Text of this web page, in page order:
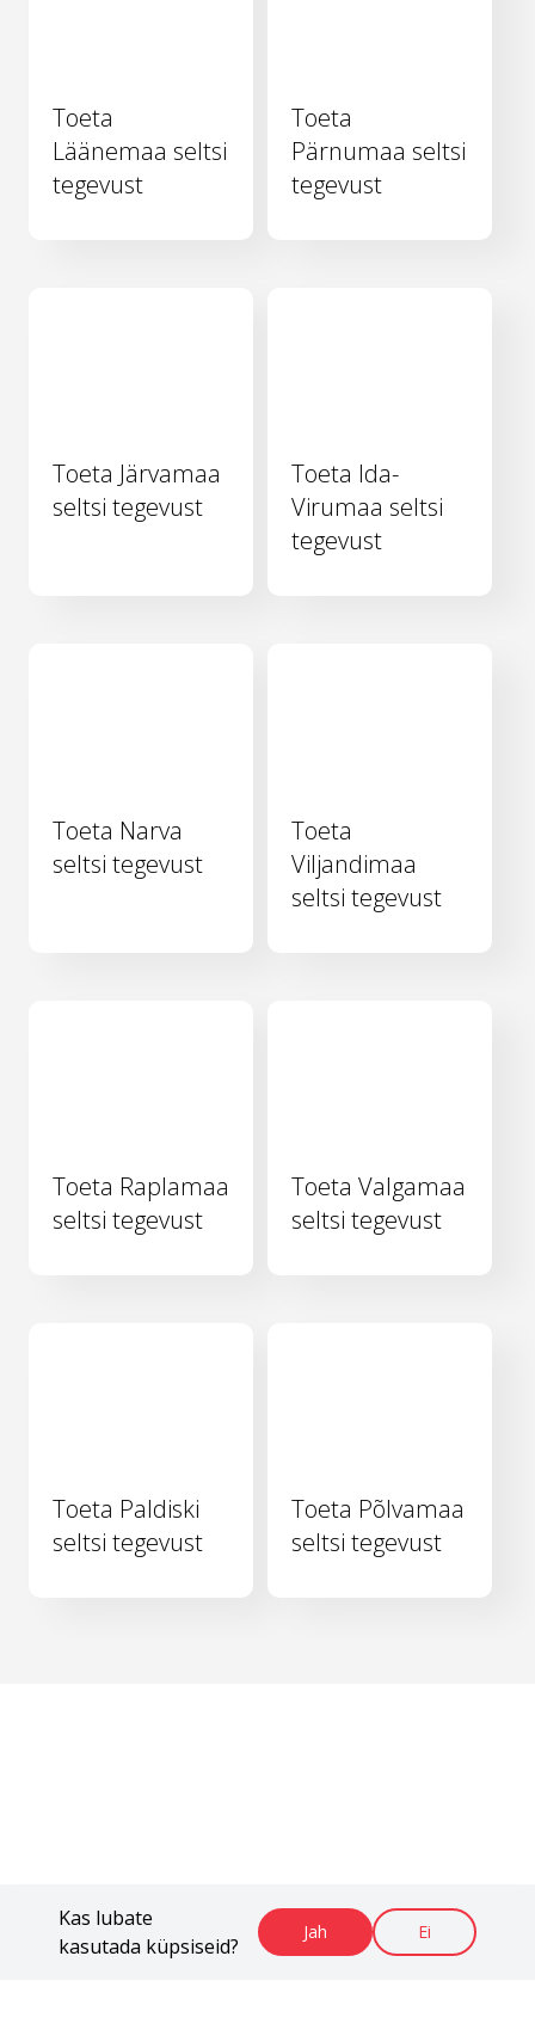
Kas lubate
kasutada küpsiseid?
Jah Ei
Toeta
Läänemaa seltsi
tegevust
Toeta
Pärnumaa seltsi
tegevust
Toeta Järvamaa
seltsi tegevust
Toeta Ida-
Virumaa seltsi
tegevust
Toeta Narva
seltsi tegevust
Toeta
Viljandimaa
seltsi tegevust
Toeta Raplamaa
seltsi tegevust
Toeta Valgamaa
seltsi tegevust
Toeta Paldiski
seltsi tegevust
Toeta Põlvamaa
seltsi tegevust